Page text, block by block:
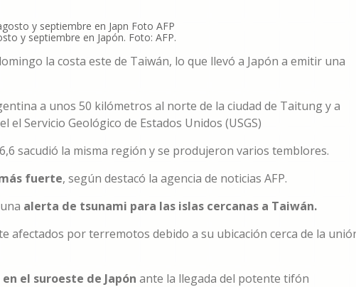
y septiembre en Japón. Foto: AFP.
la costa este de Taiwán, lo que llevó a Japón a emitir una
a unos 50 kilómetros al norte de la ciudad de Taitung y a
Servicio Geológico de Estados Unidos (USGS)
sacudió la misma región y se produjeron varios temblores.
fuerte, según destacó la agencia de noticias AFP.
alerta de tsunami para las islas cercanas a Taiwán.
afectados por terremotos debido a su ubicación cerca de la
el suroeste de Japón ante la llegada del potente tifón